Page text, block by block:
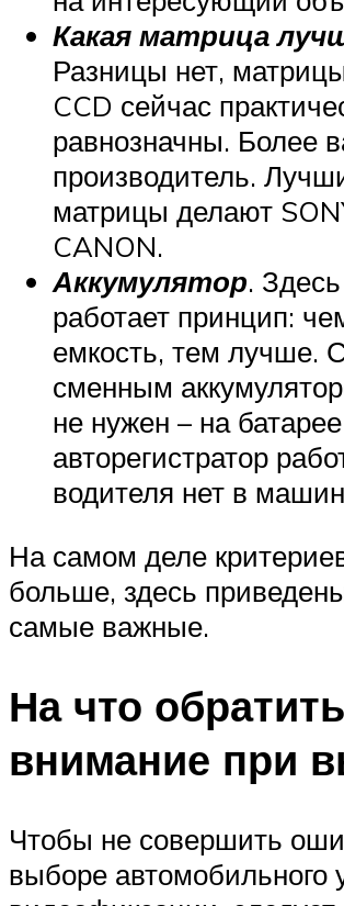
Какая матрица
Разницы нет,
CCD сейчас
равнозначны. Более
производитель.
матрицы делают
CANON.
Аккумулятор.
работает принцип:
емкость, тем лучше.
сменным
не нужен – на батарее
авторегистратор
водителя нет в
На самом деле
больше, здесь
самые важные.
На что обратить
внимание при
Чтобы не совершить
выборе автомобильного